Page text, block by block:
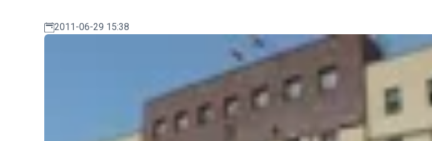
2011-06-29 15:38